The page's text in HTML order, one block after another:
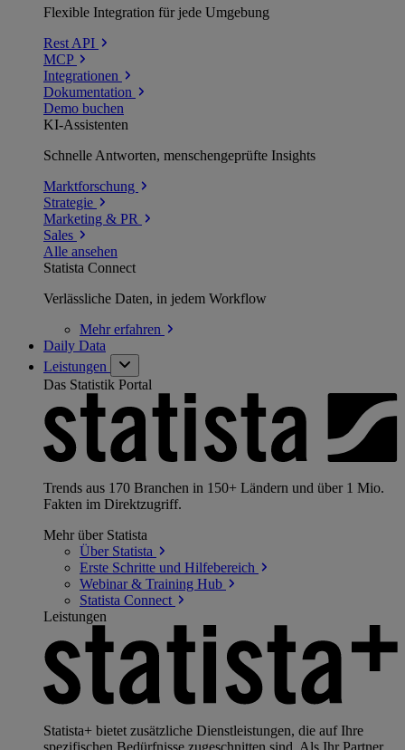
Flexible Integration für jede Umgebung
Rest API
MCP
Integrationen
Dokumentation
Demo buchen
KI-Assistenten
Schnelle Antworten, menschengeprüfte Insights
Marktforschung
Strategie
Marketing & PR
Sales
Alle ansehen
Statista Connect
Verlässliche Daten, in jedem Workflow
Mehrerfahren
Daily Data
Leistungen
Das Statistik Portal
Trends aus 170 Branchen in 150+ Ländern und über 1 Mio.
Fakten im Direktzugriff.
Mehr über Statista
Über Statista
Erste Schritte und Hilfebereich
Webinar & Training Hub
Statista Connect
Leistungen
Statista+ bietet zusätzliche Dienstleistungen, die auf Ihre
spezifischen Bedürfnisse zugeschnitten sind. Als Ihr Partner